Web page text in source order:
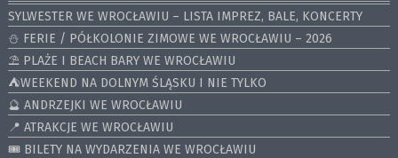
SYLWESTER WE WROCŁAWIU – LISTA IMPREZ, BALE, KONCERTY
⛄️ FERIE / PÓŁKOLONIE ZIMOWE WE WROCŁAWIU – 2026
⛱️ PLAŻE I BEACH BARY WE WROCŁAWIU
⛺️WEEKEND NA DOLNYM ŚLĄSKU I NIE TYLKO
🔮 ANDRZEJKI WE WROCŁAWIU
📍 ATRAKCJE WE WROCŁAWIU
🎟️ BILETY NA WYDARZENIA WE WROCŁAWIU